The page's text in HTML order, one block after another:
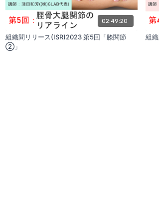
02:49:20
組織間リリース(ISR)2023 第5回「膝関節
②」
組